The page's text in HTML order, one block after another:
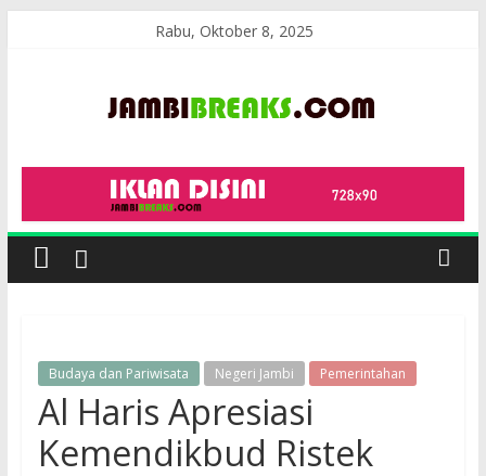
Rabu, Oktober 8, 2025
JambiBreaks
Budaya dan Pariwisata Negeri Jambi Pemerintahan
Al Haris Apresiasi
Kemendikbud Ristek